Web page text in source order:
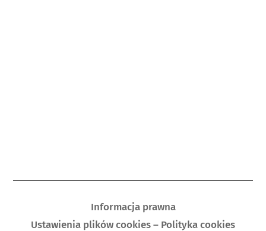
Informacja prawna
Ustawienia plików cookies – Polityka cookies